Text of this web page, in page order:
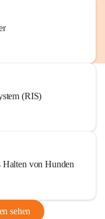
(RIS)
Halten von Hunden
sehen